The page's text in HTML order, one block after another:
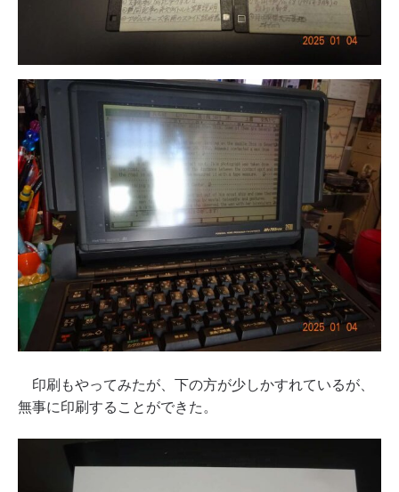
印刷もやってみたが、下の方が少しかすれているが、
無事に印刷することができた。